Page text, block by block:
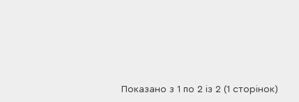
Показано з 1 по 2 із 2 (1 сторінок)